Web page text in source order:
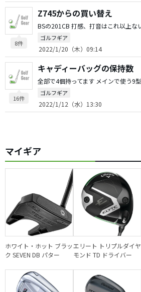
8件
Z745からの買い替え
ゴルフギア
2022/1/20（木）09:14
16件
キャディーバッグの保持数
ゴルフギア
2022/1/12（水）13:30
マイギア
ホワイト・ホット ブラッ
ク SEVEN DB パター
エリート トリプルダイヤ
モンド TD ドライバー